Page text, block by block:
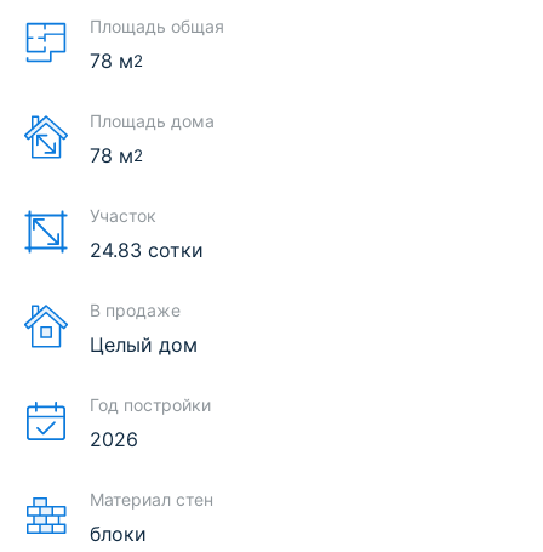
Площадь общая
78 м2
Площадь дома
78 м2
Участок
24.83 сотки
В продаже
Целый дом
Год постройки
2026
Материал стен
блоки